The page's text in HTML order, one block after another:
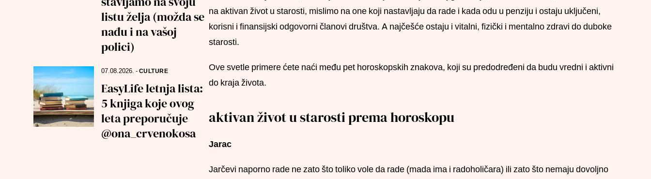
listu želja (možda se
nađu i na vašoj
polici)
07.08.2026. - CULTURE
EasyLife letnja lista:
5 knjiga koje ovog
leta preporučuje
@ona_crvenokosa
na aktivan život u starosti, mislimo na one koji nastavljaju da rade i kada odu u penziju i ostaju uključeni,
korisni i finansijski odgovorni članovi društva. A najčešće ostaju i vitalni, fizički i mentalno zdravi do duboke
starosti.
Ove svetle primere ćete naći među pet horoskopskih znakova, koji su predodređeni da budu vredni i aktivni
do kraja života.
aktivan život u starosti prema horoskopu
Jarac
Jarčevi naporno rade ne zato što toliko vole da rade (mada ima i radoholičara) ili zato što nemaju dovoljno